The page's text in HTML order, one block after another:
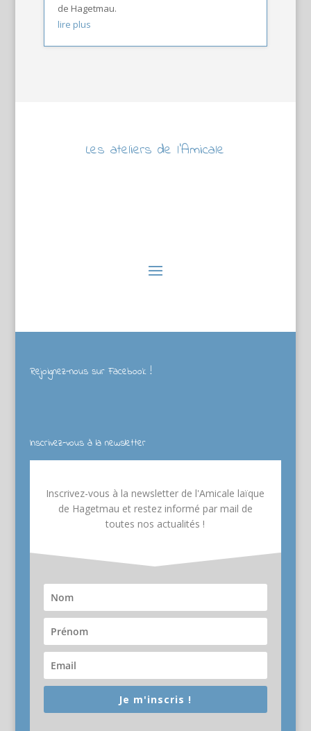
de Hagetmau.
lire plus
Les ateliers de l’Amicale
Rejoignez-nous sur Facebook !
Inscrivez-vous à la newsletter
Inscrivez-vous à la newsletter de l'Amicale laïque
de Hagetmau et restez informé par mail de
toutes nos actualités !
Je m'inscris !